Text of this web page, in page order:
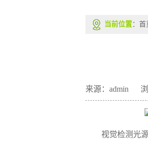
当前位置： 首
来源：admin
视觉检测光源